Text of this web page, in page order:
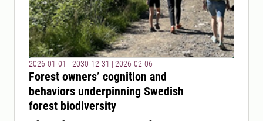
2026-01-01 - 2030-12-31 | 2026-02-06
Forest owners’ cognition and
behaviors underpinning Swedish
forest biodiversity